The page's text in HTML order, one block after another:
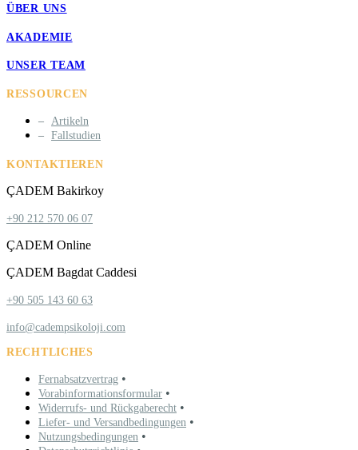
ÜBER UNS
AKADEMIE
UNSER TEAM
RESSOURCEN
Artikeln
Fallstudien
KONTAKTIEREN
ÇADEM Bakirkoy
+90 212 570 06 07
ÇADEM Online
ÇADEM Bagdat Caddesi
+90 505 143 60 63
info@cadempsikoloji.com
RECHTLICHES
Fernabsatzvertrag •
Vorabinformationsformular •
Widerrufs- und Rückgaberecht •
Liefer- und Versandbedingungen •
Nutzungsbedingungen •